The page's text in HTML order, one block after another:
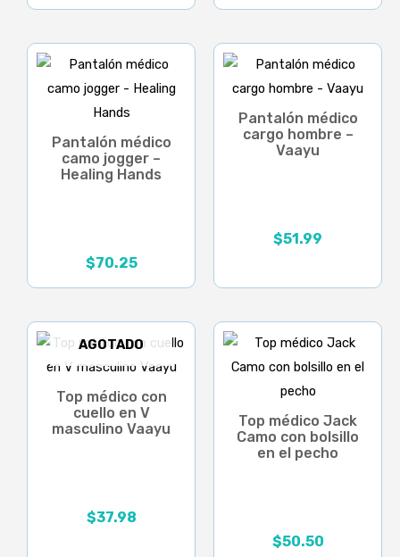
Pantalón médico
camo jogger –
Healing Hands
$70.25
Pantalón médico
cargo hombre –
Vaayu
$51.99
AGOTADO
Top médico con
cuello en V
masculino Vaayu
$37.98
Top médico Jack
Camo con bolsillo
en el pecho
$50.50